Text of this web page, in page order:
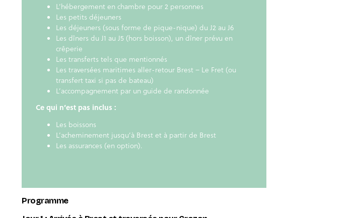
L’hébergement en chambre pour 2 personnes
Les petits déjeuners
Les déjeuners (sous forme de pique-nique) du J2 au J6
Les dîners du J1 au J5 (hors boisson), un dîner prévu en
crêperie
Les transferts tels que mentionnés
Les traversées maritimes aller-retour Brest – Le Fret (ou
transfert taxi si pas de bateau)
L’accompagnement par un guide de randonnée
Ce qui n’est pas inclus :
Les boissons
L’acheminement jusqu’à Brest et à partir de Brest
Les assurances (en option).
Programme